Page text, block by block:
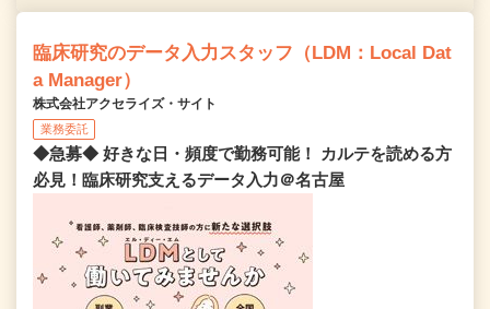
臨床研究のデータ入力スタッフ（LDM：Local Dat
a Manager）
株式会社アクセライズ・サイト
業務委託
◆急募◆ 好きな日・頻度で勤務可能！ カルテを読める方
必見！臨床研究支えるデータ入力＠名古屋